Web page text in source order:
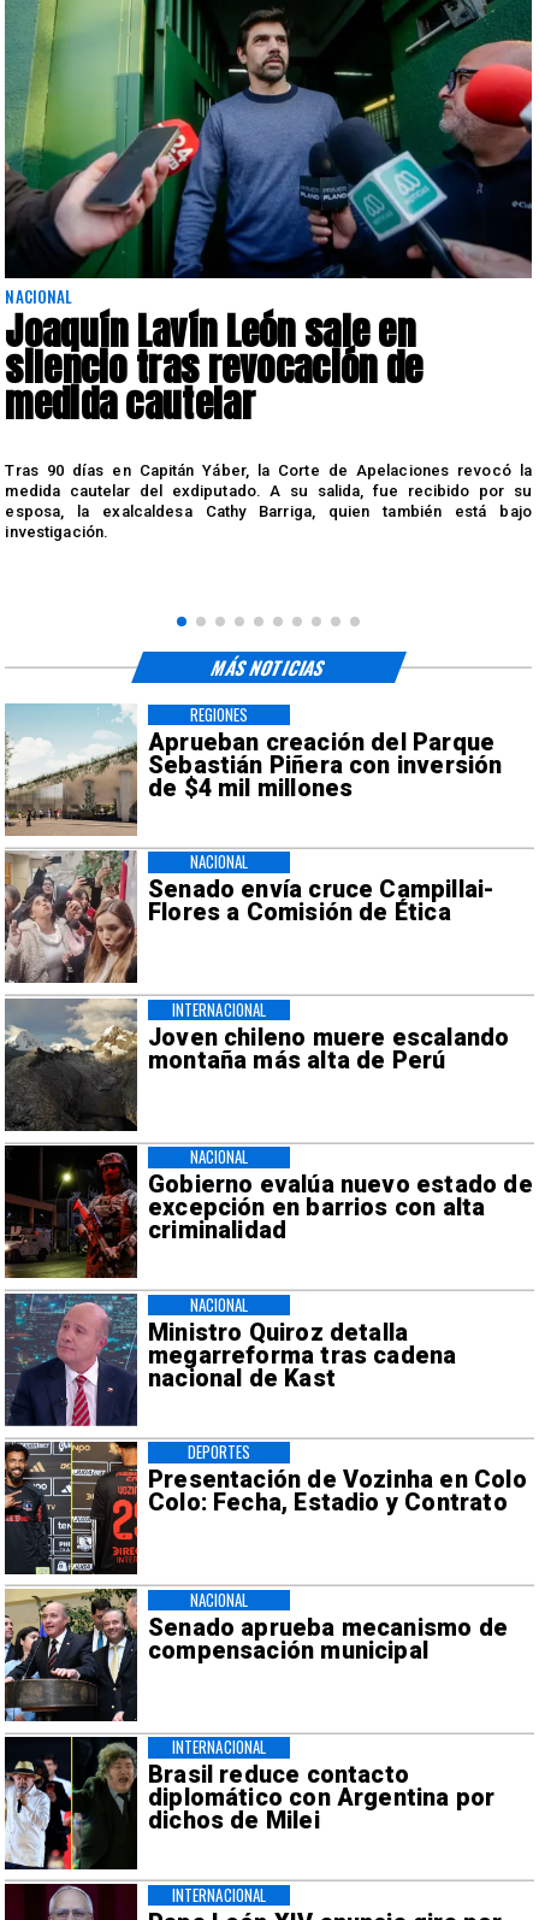
NACIONAL
Joaquín Lavín León sale en
silencio tras revocación de
medida cautelar
Tras 90 días en Capitán Yáber, la Corte de Apelaciones revocó la
medida cautelar del exdiputado. A su salida, fue recibido por su
esposa, la exalcaldesa Cathy Barriga, quien también está bajo
investigación.
Aprueban creación del Parque
Sebastián Piñera con inversión
de $4 mil millones
REGIONES
Senado envía cruce Campillai-
Flores a Comisión de Ética
NACIONAL
Joven chileno muere escalando
montaña más alta de Perú
INTERNACIONAL
Gobierno evalúa nuevo estado de
excepción en barrios con alta
criminalidad
NACIONAL
Ministro Quiroz detalla
megarreforma tras cadena
nacional de Kast
NACIONAL
Presentación de Vozinha en Colo
Colo: Fecha, Estadio y Contrato
DEPORTES
Senado aprueba mecanismo de
compensación municipal
NACIONAL
Brasil reduce contacto
diplomático con Argentina por
dichos de Milei
INTERNACIONAL
INTERNACIONAL
MÁS NOTICIAS